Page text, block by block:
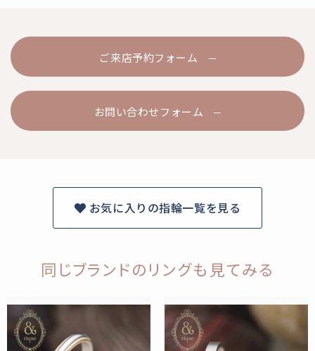
ご来店予約フォーム
お問い合わせフォーム
お気に入りの指輪一覧を見る
同じブランドのリングも見てみる